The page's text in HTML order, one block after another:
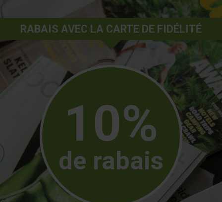
RABAIS AVEC LA CARTE DE FIDÉLITÉ
10%
de rabais